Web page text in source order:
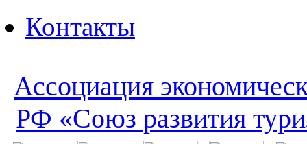
Контакты
Ассоциация
РФ «Союз развития